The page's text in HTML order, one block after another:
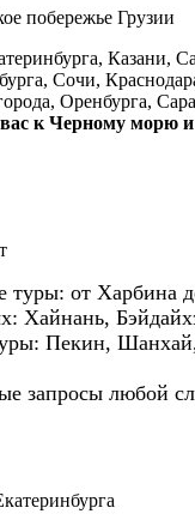
побережье Грузии
Казани,
Сочи,
Оренбурга,
вас к Черному морю
туры: от Харбина
Хайнань,
Пекин,
запросы любой